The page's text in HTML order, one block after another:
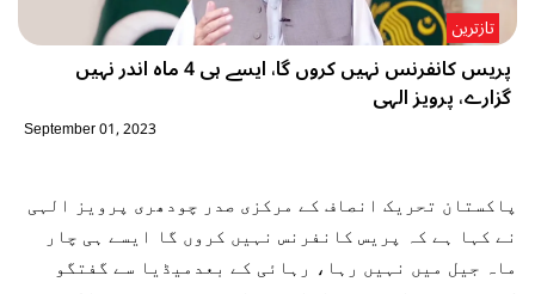
پریس کانفرنس نہیں کروں گا، ایسے ہی 4 ماہ اندر نہیں
گزارے، پرویز الہی
تازترین
September 01, 2023
پاکستان تحریک انصاف کے مرکزی صدر چودھری پرویز الہی
نے کہا ہے کہ پریس کانفرنس نہیں کروں گا ایسے ہی چار
ماہ جیل میں نہیں رہا، رہائی کے بعدمیڈیا سے گفتگو